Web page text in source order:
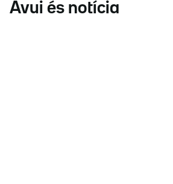
Avui és notícia